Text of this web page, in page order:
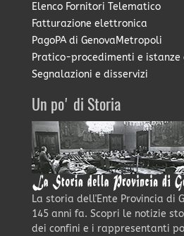
Elenco Fornitori Telematico
Fatturazione elettronica
PagoPA di GenovaMetropoli
Pratico-procedimenti e istanze
Segnalazioni e disservizi
Un po' di Storia
La storia dell'Ente Provincia di
145 anni fa. Scopri le notizie
dei confini e i rappresentanti